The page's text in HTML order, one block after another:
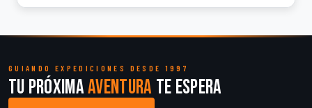
GUIANDO EXPEDICIONES DESDE 1997
Tu próximaaventura te espera